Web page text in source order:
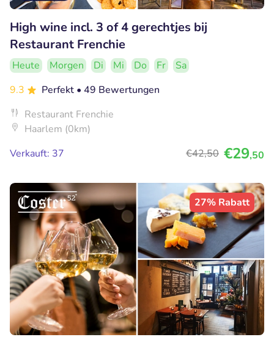
High wine incl. 3 of 4 gerechtjes bij
Restaurant Frenchie
Heute Morgen Di Mi Do Fr
Sa
9.3
Perfekt • 49 Bewertungen
Restaurant Frenchie
Haarlem (0km)
Verkauft: 37
€42,50 €29,50
27% Rabatt